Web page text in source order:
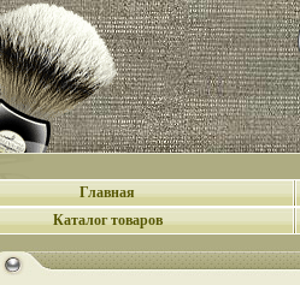
Главная
Каталог товаров